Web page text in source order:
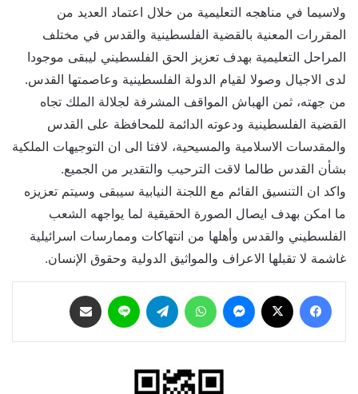
ولاسيما في مناهجه التعليمية من خلال اعتماد العديد من
المقررات المعنية بالقضية الفلسطينية والقدس في مختلف
المراحل التعليمية بهدف تعزيز الحق الفلسطيني ليبقى موجودا
لدى الاجيال وصولا لقيام الدولة الفلسطينية وعاصمتها القدس.
من جهته، ثمن الهباش المواقف المشرفة لجلالة الملك تجاه
القضية الفلسطينية ودعوته الدائمة للمحافظة على القدس
والمقدسات الاسلامية والمسيحية، لافتا الى ان التوجيهات الملكية
بشأن القدس طالما لاقت الترحيب والتقدير من الجميع.
واكد ان التنسيق القائم مع اللجنة النيابية سيبقى وسيتم تعزيزه
ما امكن بهدف ايصال الصورة الحقيقية لما يواجهه الشعب
الفلسطيني والقدس وأهلها من انتهاكات وممارسات اسرائيلية
غاشمة لا تقبلها الاعراف والمواثيق الدولية وحقوق الإنسان.
فيسبوك ماسنجر واتساب تيلقرام لاين